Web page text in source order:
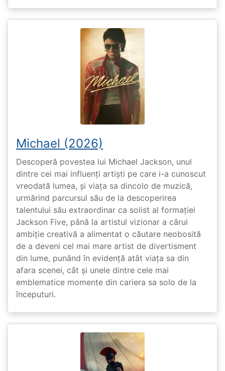
Michael (2026)
Descoperă povestea lui Michael Jackson, unul
dintre cei mai influenți artiști pe care i-a cunoscut
vreodată lumea, și viața sa dincolo de muzică,
urmărind parcursul său de la descoperirea
talentului său extraordinar ca solist al formației
Jackson Five, până la artistul vizionar a cărui
ambiție creativă a alimentat o căutare neobosită
de a deveni cel mai mare artist de divertisment
din lume, punând în evidență atât viața sa din
afara scenei, cât și unele dintre cele mai
emblematice momente din cariera sa solo de la
începuturi.